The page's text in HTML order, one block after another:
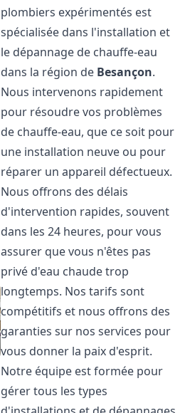
plombiers expérimentés est
spécialisée dans l'installation et
le dépannage de chauffe-eau
dans la région de Besançon.
Nous intervenons rapidement
pour résoudre vos problèmes
de chauffe-eau, que ce soit pour
une installation neuve ou pour
réparer un appareil défectueux.
Nous offrons des délais
d'intervention rapides, souvent
dans les 24 heures, pour vous
assurer que vous n'êtes pas
privé d'eau chaude trop
longtemps. Nos tarifs sont
compétitifs et nous offrons des
garanties sur nos services pour
vous donner la paix d'esprit.
Notre équipe est formée pour
gérer tous les types